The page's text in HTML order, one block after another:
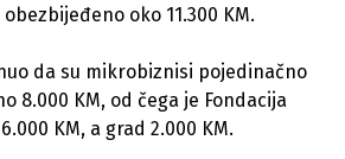
oko 11.300 KM.
da su mikrobiznisi pojedinačno
8.000 KM, od čega je Fondacija
KM, a grad 2.000 KM.